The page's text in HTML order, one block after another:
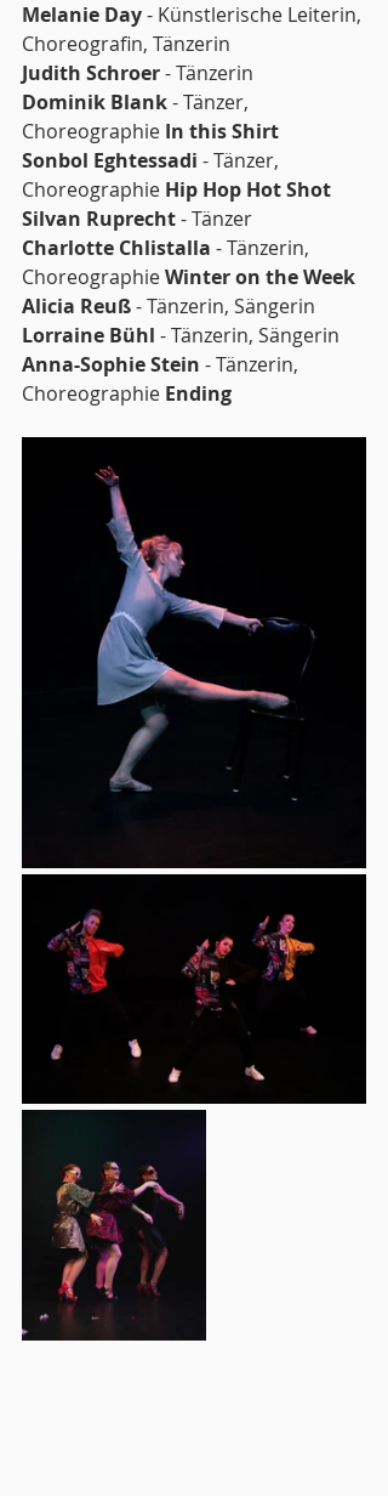
Melanie Day - Künstlerische Leiterin,
Choreografin, Tänzerin
Judith Schroer - Tänzerin
Dominik Blank - Tänzer,
Choreographie In this Shirt
Sonbol Eghtessadi - Tänzer,
Choreographie Hip Hop Hot Shot
Silvan Ruprecht - Tänzer
Charlotte Chlistalla - Tänzerin,
Choreographie Winter on the Week
Alicia Reuß - Tänzerin, Sängerin
Lorraine Bühl - Tänzerin, Sängerin
Anna-Sophie Stein - Tänzerin,
Choreographie Ending